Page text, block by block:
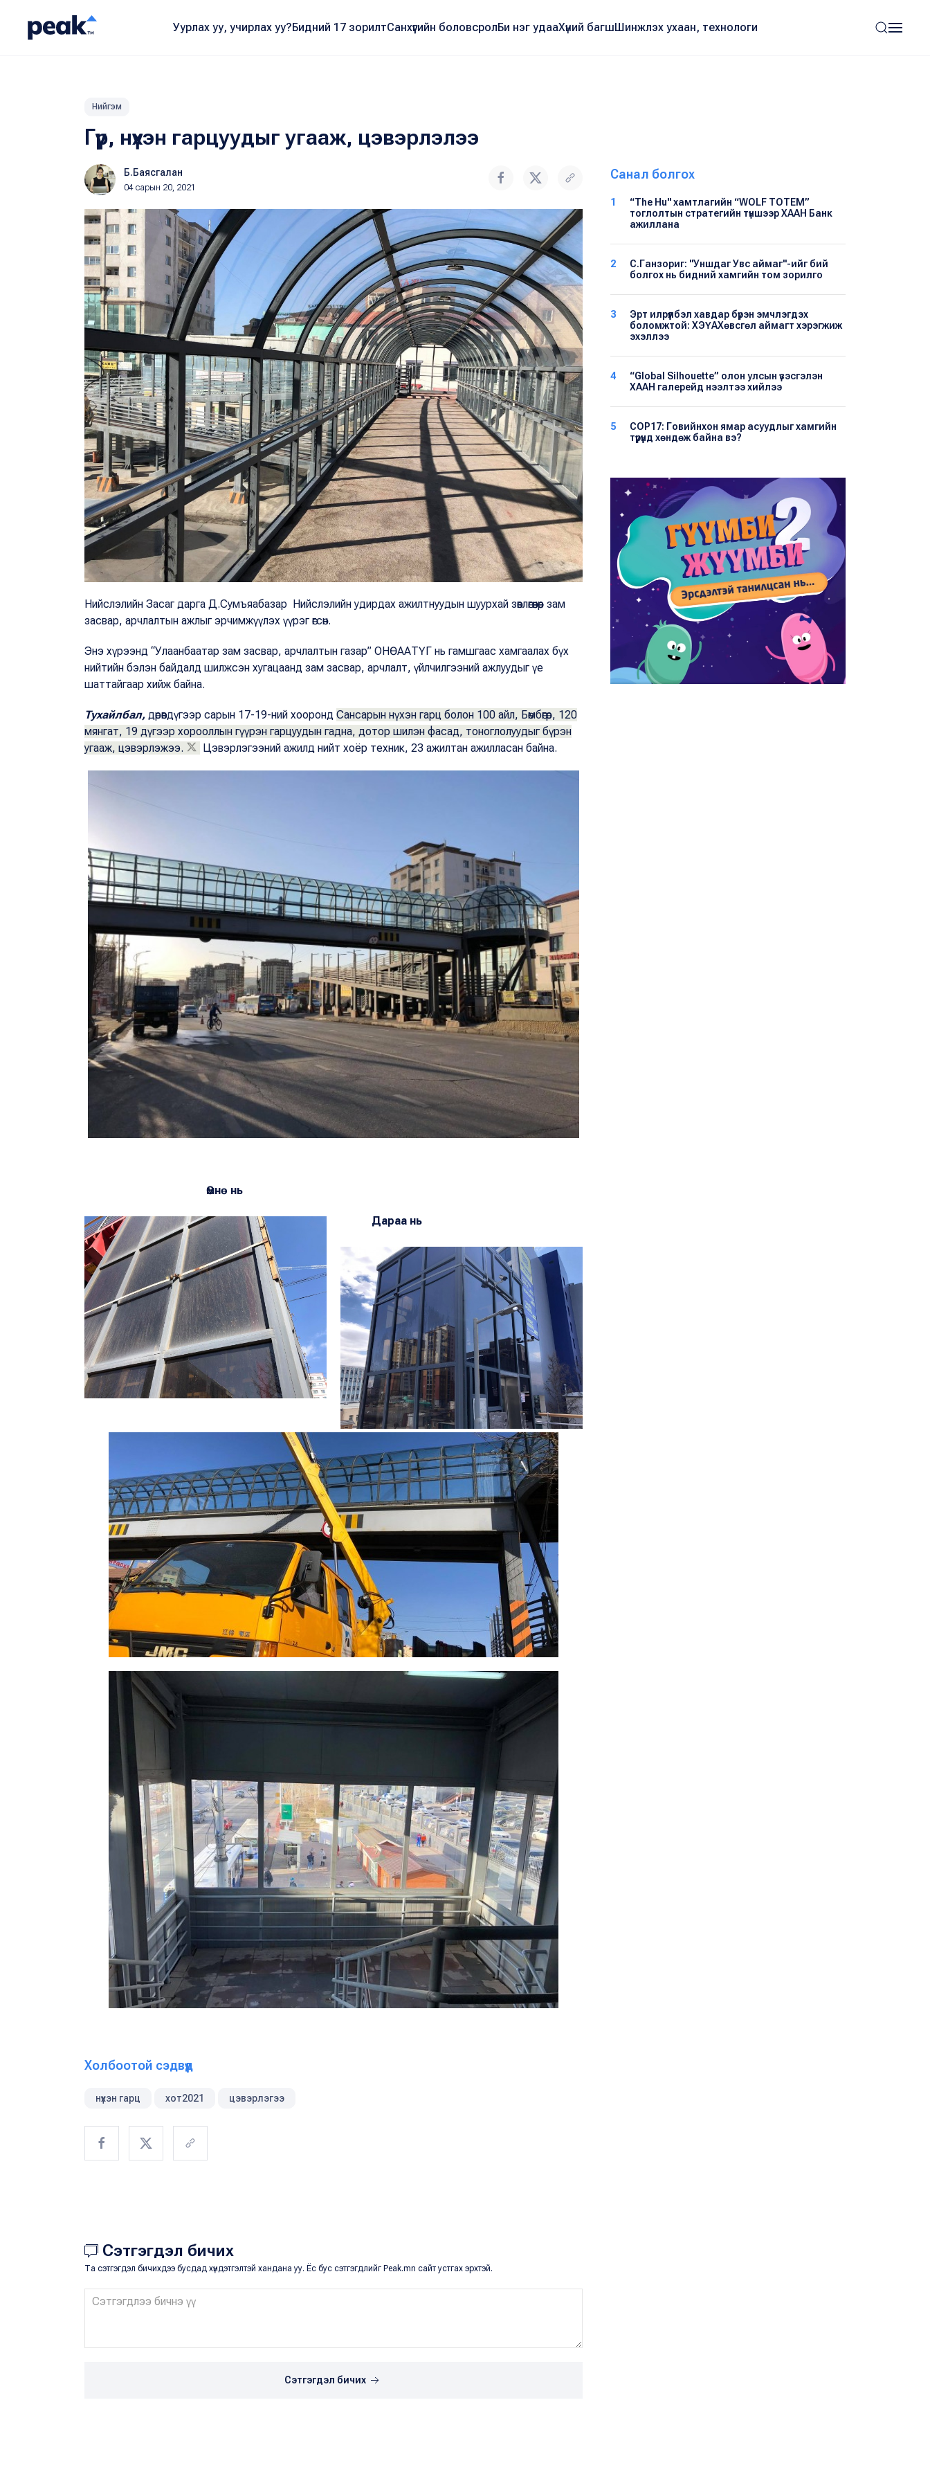
Уурлах уу, учирлах уу?Бидний 17 зорилтСанхүүгийн боловсролБи нэг удааХүний багшШинжлэх ухаан, технологи
Нийгэм
Гүүр, нүхэн гарцуудыг угааж, цэвэрлэлээ
Б.Баясгалан
04 сарын 20, 2021
Нийслэлийн Засаг дарга Д.Сумъяабазар Нийслэлийн удирдах ажилтнуудын шуурхай зөвлөгөөнөөр зам
засвар, арчлалтын ажлыг эрчимжүүлэх үүрэг өгсөн.
Энэ хүрээнд “Улаанбаатар зам засвар, арчлалтын газар” ОНӨААТҮГ нь гамшгаас хамгаалах бүх
нийтийн бэлэн байдалд шилжсэн хугацаанд зам засвар, арчлалт, үйлчилгээний ажлуудыг үе
шаттайгаар хийж байна.
Тухайлбал, дөрөвдүгээр сарын 17-19-ний хооронд Сансарын нүхэн гарц болон 100 айл, Бөмбөгөр, 120
мянгат, 19 дүгээр хорооллын гүүрэн гарцуудын гадна, дотор шилэн фасад, тоноглолуудыг бүрэн
угааж, цэвэрлэжээ.
Цэвэрлэгээний ажилд нийт хоёр техник, 23 ажилтан ажилласан байна.
Өмнө нь
Дараа нь
Холбоотой сэдвүүд
нүхэн гарц хот2021 цэвэрлэгээ
Сэтгэгдэл бичих
Та сэтгэгдэл бичихдээ бусдад хүндэтгэлтэй хандана уу. Ёс бус сэтгэгдлийг Peak.mn сайт устгах эрхтэй.
Сэтгэгдэл бичих
Санал болгох
1
“The Hu" хамтлагийн “WOLF TOTEM”
тоглолтын стратегийн түншээр ХААН Банк
ажиллана
2
С.Ганзориг: "Уншдаг Увс аймаг"-ийг бий
болгох нь бидний хамгийн том зорилго
3
Эрт илрүүлбэл хавдар бүрэн эмчлэгдэх
боломжтой: ХЭҮА​Хөвсгөл аймагт хэрэгжиж
эхэллээ
4
“Global Silhouette” олон улсын үзэсгэлэн
ХААН галерейд нээлтээ хийлээ
5
COP17: Говийнхон ямар асуудлыг хамгийн
түрүүнд хөндөж байна вэ?